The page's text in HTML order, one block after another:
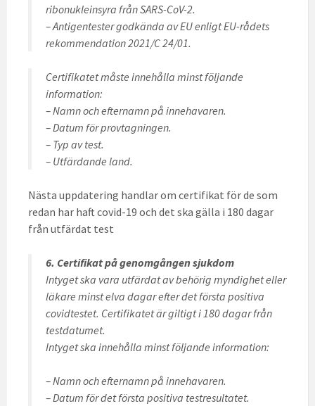
ribonukleinsyra från SARS-CoV-2.
– Antigentester godkända av EU enligt EU-rådets
rekommendation 2021/C 24/01.
Certifikatet måste innehålla minst följande
information:
– Namn och efternamn på innehavaren.
– Datum för provtagningen.
– Typ av test.
– Utfärdande land.
Nästa uppdatering handlar om certifikat för de som
redan har haft covid-19 och det ska gälla i 180 dagar
från utfärdat test
6. Certifikat på genomgången sjukdom
Intyget ska vara utfärdat av behörig myndighet eller
läkare minst elva dagar efter det första positiva
covidtestet. Certifikatet är giltigt i 180 dagar från
testdatumet.
Intyget ska innehålla minst följande information:
– Namn och efternamn på innehavaren.
– Datum för det första positiva testresultatet.